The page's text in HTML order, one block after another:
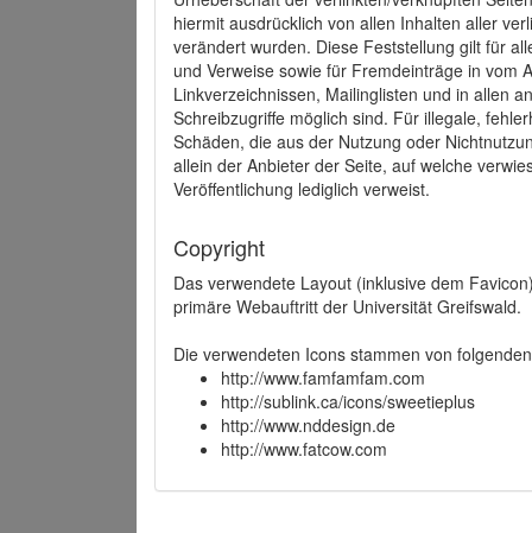
hiermit ausdrücklich von allen Inhalten aller
verändert wurden. Diese Feststellung gilt für
und Verweise sowie für Fremdeinträge in vom
Linkverzeichnissen, Mailinglisten und in allen
Schreibzugriffe möglich sind. Für illegale,
Schäden, die aus der Nutzung oder
allein der Anbieter der Seite, auf welche
Veröffentlichung lediglich verweist.
Copyright
Das verwendete Layout (inklusive dem
primäre Webauftritt der Universität Greifswald.
Die verwendeten Icons stammen von
http://www.famfamfam.com
http://sublink.ca/icons/sweetieplus
http://www.nddesign.de
http://www.fatcow.com